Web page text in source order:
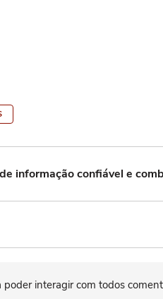
informação confiável e
poder interagir com todos